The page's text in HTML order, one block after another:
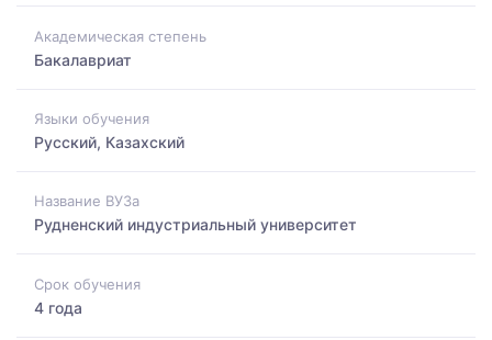
Академическая степень
Бакалавриат
Языки обучения
Русский, Казахский
Название ВУЗа
Рудненский индустриальный университет
Срок обучения
4 года